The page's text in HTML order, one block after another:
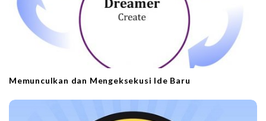
Memunculkan dan Mengeksekusi Ide Baru